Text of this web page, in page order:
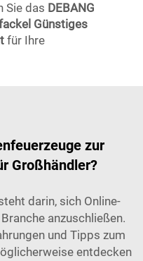
Sie das DEBANG
Günstiges
für Ihre
zur
Großhändler?
darin, sich Online-
anzuschließen.
und Tipps zum
entdecken